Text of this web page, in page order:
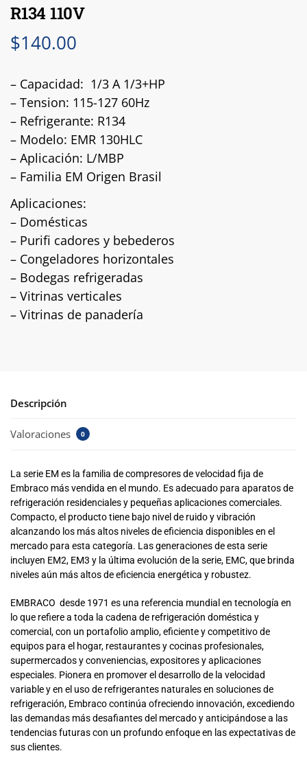
R134 110V
$140.00
– Capacidad: 1/3 A 1/3+HP
– Tension: 115-127 60Hz
– Refrigerante: R134
– Modelo: EMR 130HLC
– Aplicación: L/MBP
– Familia EM Origen Brasil
Aplicaciones:
– Domésticas
– Purifi cadores y bebederos
– Congeladores horizontales
– Bodegas refrigeradas
– Vitrinas verticales
– Vitrinas de panadería
Descripción
Valoraciones 0
La serie EM es la familia de compresores de velocidad fija de
Embraco más vendida en el mundo. Es adecuado para aparatos de
refrigeración residenciales y pequeñas aplicaciones comerciales.
Compacto, el producto tiene bajo nivel de ruido y vibración
alcanzando los más altos niveles de eficiencia disponibles en el
mercado para esta categoría. Las generaciones de esta serie
incluyen EM2, EM3 y la última evolución de la serie, EMC, que brinda
niveles aún más altos de eficiencia energética y robustez.
EMBRACO desde 1971 es una referencia mundial en tecnología en
lo que refiere a toda la cadena de refrigeración doméstica y
comercial, con un portafolio amplio, eficiente y competitivo de
equipos para el hogar, restaurantes y cocinas profesionales,
supermercados y conveniencias, expositores y aplicaciones
especiales. Pionera en promover el desarrollo de la velocidad
variable y en el uso de refrigerantes naturales en soluciones de
refrigeración, Embraco continúa ofreciendo innovación, excediendo
las demandas más desafiantes del mercado y anticipándose a las
tendencias futuras con un profundo enfoque en las expectativas de
sus clientes.